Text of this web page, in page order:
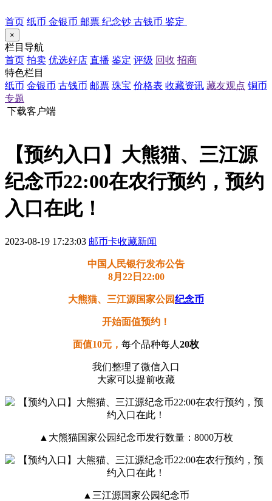
首页 纸币 金银币 邮票 纪念钞 古钱币 鉴定
×
栏目导航
首页 拍卖 优选好店 直播 鉴定 评级 回收 招商
特色栏目
纸币 金银币 古钱币 邮票 珠宝 价格表 收藏资讯 藏友观点 铜币
专题
下载客户端
【预约入口】大熊猫、三江源
纪念币22:00在农行预约，预约
入口在此！
2023-08-19 17:23:03 邮币卡收藏新闻
中国人民银行发布公告
8月22日22:00
大熊猫、三江源国家公园纪念币
开始面值预约！
面值10元， 每个品种每人 20枚
我们整理了微信入口
大家可以提前收藏
▲大熊猫国家公园纪念币发行数量：8000万枚
▲三江源国家公园纪念币